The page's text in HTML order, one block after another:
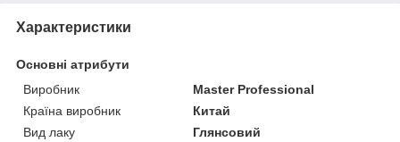
Характеристики
Основні атрибути
Виробник
Master Professional
Країна виробник
Китай
Вид лаку
Глянсовий